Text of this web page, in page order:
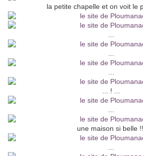
la petite chapelle et on voit le
... ! ...
une maison si belle